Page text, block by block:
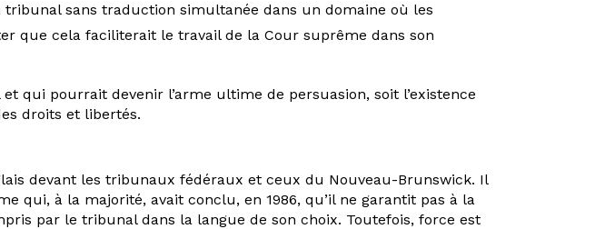
sans traduction simultanée dans un domaine où les
que cela faciliterait le travail de la Cour suprême dans son
qui pourrait devenir l’arme ultime de persuasion, soit l’existence
droits et libertés.
devant les tribunaux fédéraux et ceux du Nouveau-Brunswick. Il
qui, à la majorité, avait conclu, en 1986, qu’il ne garantit pas à la
par le tribunal dans la langue de son choix. Toutefois, force est